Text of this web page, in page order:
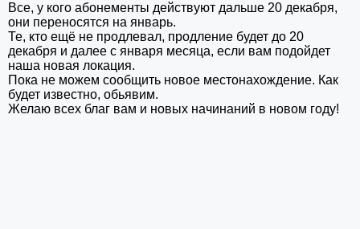
Все, у кого абонементы действуют дальше 20 декабря,
они переносятся на январь.
Те, кто ещё не продлевал, продление будет до 20
декабря и далее с января месяца, если вам подойдет
наша новая локация.
Пока не можем сообщить новое местонахождение. Как
будет известно, обьявим.
Желаю всех благ вам и новых начинаний в новом году!